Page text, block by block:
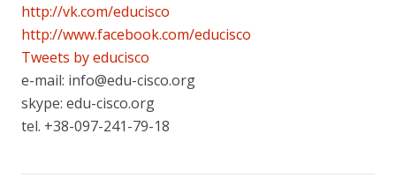
http://vk.com/educisco
http://www.facebook.com/educisco
Tweets by educisco
e-mail: info@edu-cisco.org
skype: edu-cisco.org
tel. +38-097-241-79-18